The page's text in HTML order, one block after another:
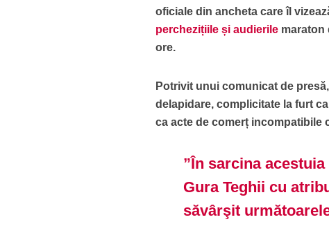
oficiale din ancheta care îl
perchezițiile și audierile maraton
ore.
Potrivit unui comunicat de
delapidare, complicitate la furt
ca acte de comerț incompatibile
”În sarcina
Gura Teghii cu
săvârşit